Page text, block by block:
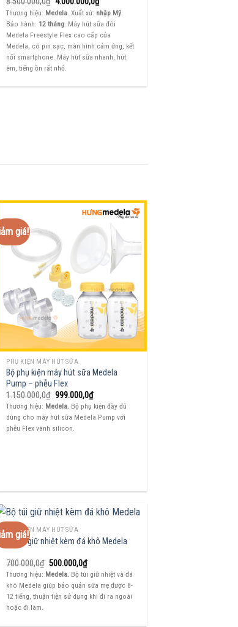
gốc
là:
8.500.000,0₫.
hiện
tại
là:
4.000.000,0₫.
Thương hiệu: Medela . Xuất xứ: nhập Mỹ
Bảo hành: 12 tháng . Máy hút sữa đôi
Medela Freestyle Flex cao cấp của
Medela, có pin sạc, màn hình cảm ứng, kết
nối smartphone. Máy hút sữa nhanh, hút
êm, tiếng ồn rất nhỏ.
giá!
PHỤ KIỆN MÁY HÚT SỮA
Bộ phụ kiện máy hút sữa Medela
Pump – phễu Flex
1.150.000,0₫ Giá
gốc
là:
1.150.000,0₫.
999.000,0₫Giá
hiện
tại
là:
Thương hiệu: Medela. Bộ phụ kiện đầy đủ
dùng cho máy hút sữa Medela Pump với
phễu Flex vành silicon.
giá!
PHỤ KIỆN MÁY HÚT SỮA
Bộ túi giữ nhiệt kèm đá khô Medela
700.000,0₫ Giá
gốc
là:
700.000,0₫.
500.000,0₫Giá
hiện
tại
là:
500.000,0₫.
Thương hiệu: Medela. Bộ túi giữ nhiệt và đá
khô Medela giúp bảo quản sữa mẹ được 8-
12 tiếng, thuận tiện sử dụng khi đi ra ngoài
hoặc đi làm.